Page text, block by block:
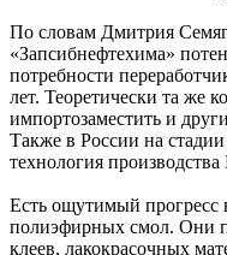
По словам Дмитрия
«Запсибнефтехима»
потребности
лет. Теоретически та же
импортозаместить и
Также в России на
технология производства
Есть ощутимый
полиэфирных смол. Они
клеев, лакокрасочных